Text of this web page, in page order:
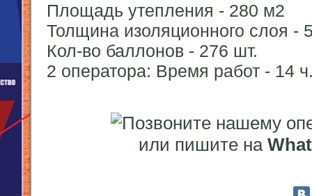
Площадь утепления - 280 м2
Толщина изоляционного слоя -
Кол-во баллонов - 276 шт.
2 оператора: Время работ - 14
или пишите на